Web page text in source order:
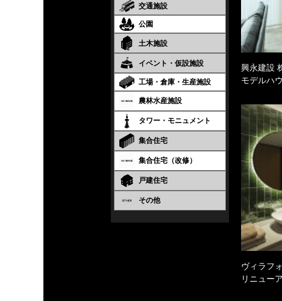
交通施設
公園
土木施設
イベント・仮設施設
工場・倉庫・生産施設
農林水産施設
タワー・モニュメント
集合住宅
集合住宅（改修）
戸建住宅
その他
興永建設
モデルハ
ヴィラフ
リニュー